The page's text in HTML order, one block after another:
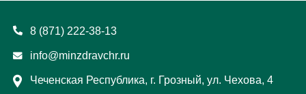
8 (871) 222-38-13
info@minzdravchr.ru
Чеченская Республика, г. Грозный, ул. Чехова, 4